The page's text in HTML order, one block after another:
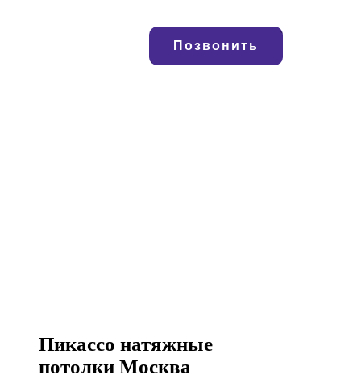
Позвонить
Пикассо натяжные
потолки Москва